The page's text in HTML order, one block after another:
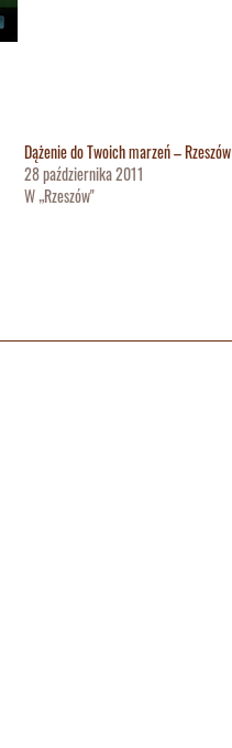
Dążenie do Twoich marzeń –
28 października 2011
W „Rzeszów"